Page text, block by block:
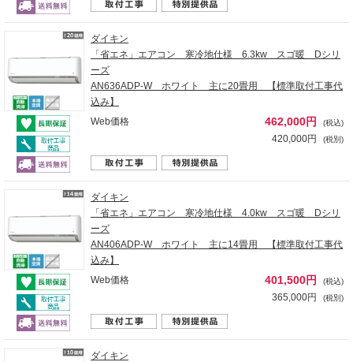
ダイキン
「省エネ」エアコン 寒冷地仕様 6.3kw スゴ暖 Dシリ
ーズ
AN636ADP-W ホワイト 主に20畳用 【標準取付工事代
込み】
Web価格
462,000円 (税込)
420,000円 (税別)
ダイキン
「省エネ」エアコン 寒冷地仕様 4.0kw スゴ暖 Dシリ
ーズ
AN406ADP-W ホワイト 主に14畳用 【標準取付工事代
込み】
Web価格
401,500円 (税込)
365,000円 (税別)
ダイキン